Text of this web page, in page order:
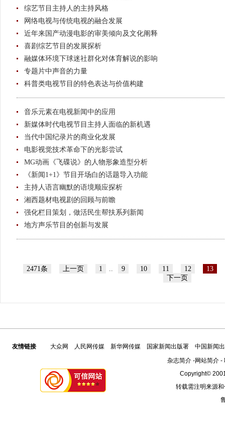
综艺节目主持人的主持风格
网络电视与传统电视的融合发展
近年来国产动漫电影的审美倾向及文化阐释
喜剧综艺节目的发展探析
融媒体环境下球迷社群化对体育解说的影响
专题片中声音的力量
科普类电视节目的特色表达与价值构建
音乐元素在电视新闻中的应用
新媒体时代电视节目主持人面临的新机遇
当代中国纪录片的商业化发展
电影视觉技术革命下的光影尝试
MG动画《飞碟说》的人物形象造型分析
《新闻1+1》节目开场白的话题导入功能
主持人语言幽默的语境顺应探析
湘西题材电视剧的回顾与前瞻
强化栏目策划，做活民生帮扶系列新闻
地方声乐节目的创新与发展
2471条 上一页 1 .. 9 10 11 12
13
下一页
友情链接 大众网 人民网传媒 新华网传媒 国家新闻出版署
中国新闻
杂志简介-网站简介-
Copyright©
转载需注明来源